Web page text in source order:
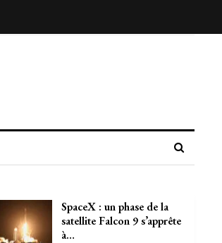
SpaceX : un phase de la
satellite Falcon 9 s’apprête
à…